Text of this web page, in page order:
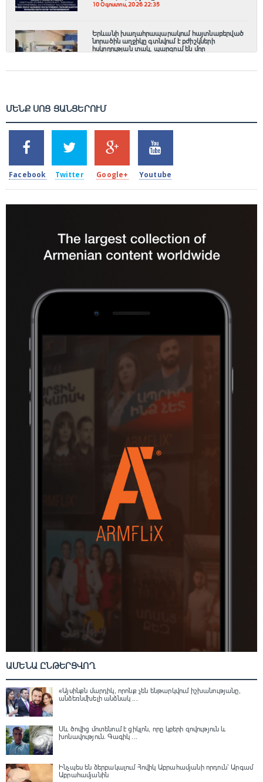
10 Օգոստոս, 2026 22:35
Երևանի խաղահրապարակում հայտնաբերված
նորածին աղջիկը գտնվում է բժիշկների
հսկողության տակ, պարզում են մոր
ՄԵՆՔ ՍՈՑ ՑԱՆՑԵՐՈՒՄ
2k
SHARES
Facebook
1.5k
TWEETS
Twitter
203
SHARES
Google+
620
SHARES
Youtube
ԱՄԵՆԱ ԸՆԹԵՐՑՎՈՂ
«Այսինքն մարդիկ, որոնք չեն ենթարկվում իշխանությանը,
անձեռնմխելի անձնակ ...
Սև ծովից մոտենում է ցիկլոն, որը կբերի զովություն և
խոնավություն․ Գագիկ ...
Ինչպես են ձերբակալում Հովիկ Աբրահամյանի որդուն՝ Արգամ
Աբրահամյանին